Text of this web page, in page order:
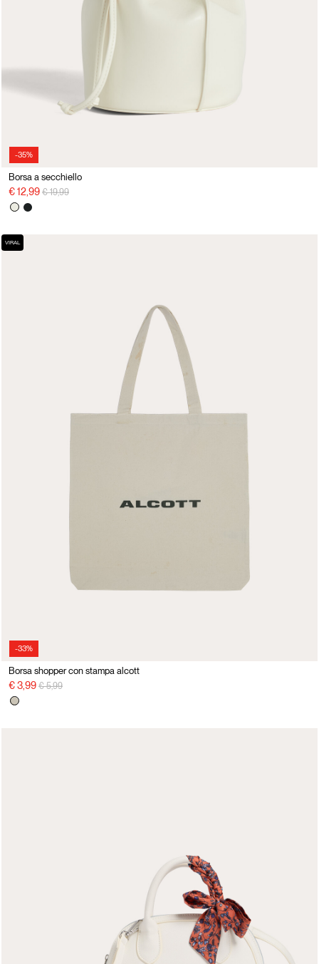
-35%
Borsa a secchiello
€ 12,99 Price reduced from
€ 19,99to
-33%
VIRAL
Borsa shopper con stampa alcott
€ 3,99 Price reduced from
€ 5,99to